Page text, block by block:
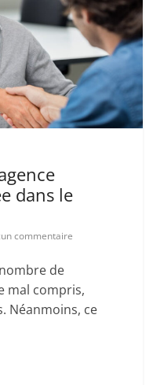
dans le
commentaire
de
mal compris,
Néanmoins, ce